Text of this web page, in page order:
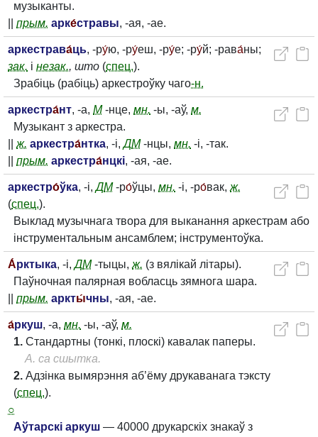
музыканты.
прым. арке́стравы, -ая, -ае.
аркестрава́ць, -ру́ю, -ру́еш, -ру́е; -ру́й; -рава́ны;
зак. і незак., што (спец.).
Зрабіць (рабіць) аркестроўку чаго-н.
аркестра́нт, -а, М-нце, мн. -ы, -аў, м.
Музыкант з аркестра.
ж. аркестра́нтка, -і,ДМ-нцы, мн. -і, -так.
прым. аркестра́нцкі, -ая, -ае.
аркестро́ўка, -і,ДМ-ро́ўцы, мн. -і, -ро́вак, ж.
(спец.).
Выклад музычнага твора для выканання аркестрам або
інструментальным ансамблем; інструментоўка.
А́рктыка, -і,ДМ-тыцы, ж. (з вялікай літары).
Паўночная палярная вобласць зямнога шара.
прым. аркты́чны, -ая, -ае.
а́ркуш, -а, мн. -ы, -аў, м.
1. Стандартны (тонкі, плоскі) кавалак паперы.
А. са сшытка.
2. Адзінка вымярэння аб’ёму друкаванага тэксту
(спец.).
○
Аўтарскі аркуш — 40000 друкарскіх знакаў з